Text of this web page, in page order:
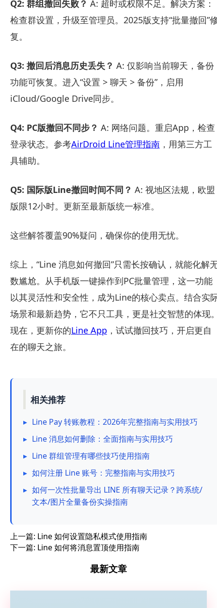
Q2: 群组撤回失败？ A: 超时或权限不足。解决方案：
检查群设置，升级至管理员。2025版支持“批量撤回”
复。
Q3: 撤回后消息历史丢失？ A: 仅影响当前聊天，备份
功能可恢复。进入“设置 > 聊天 > 备份”，启用
iCloud/Google Drive同步。
Q4: PC版撤回不同步？ A: 网络问题。重启App，检查
登录状态。参考AirDroid Line管理指南，用第三方工
具辅助。
Q5: 国际版Line撤回时间不同？ A: 视地区法规，欧盟
版限12小时。更新至最新版统一标准。
这些解答覆盖90%疑问，确保你的使用无忧。
综上，“Line 消息如何撤回”只需长按确认，就能化解
数尴尬。从手机版一键操作到PC批量管理，这一功能
以其灵活性和安全性，成为Line的核心卖点。结合实
场景和最新趋势，它不只工具，更是社交智慧的体现
现在，更新你的Line App ，试试撤回技巧，开启更自
在的聊天之旅。
相关推荐
▸ Line Pay 转账教程：2026年完整指南与实用技巧
▸ Line 消息如何删除：全面指南与实用技巧
▸ Line 群组管理有哪些技巧使用指南
▸ 如何注册 Line 账号：完整指南与实用技巧
▸ 如何一次性批量导出 LINE 所有聊天记录？跨系统/
文本/图片全量备份实操指南
上一篇: Line 如何设置隐私模式使用指南
下一篇: Line 如何将消息置顶使用指南
最新文章